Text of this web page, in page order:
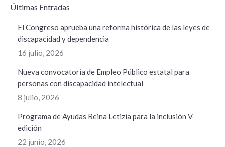
ÚItimas Entradas
El Congreso aprueba una reforma histórica de las leyes de
discapacidad y dependencia
16 julio, 2026
Nueva convocatoria de Empleo Público estatal para
personas con discapacidad intelectual
8 julio, 2026
Programa de Ayudas Reina Letizia para la inclusión V
edición
22 junio, 2026